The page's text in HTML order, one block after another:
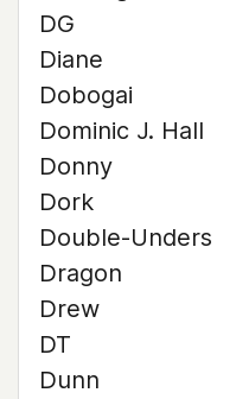
DG
Diane
Dobogai
Dominic J. Hall
Donny
Dork
Double-Unders
Dragon
Drew
DT
Dunn